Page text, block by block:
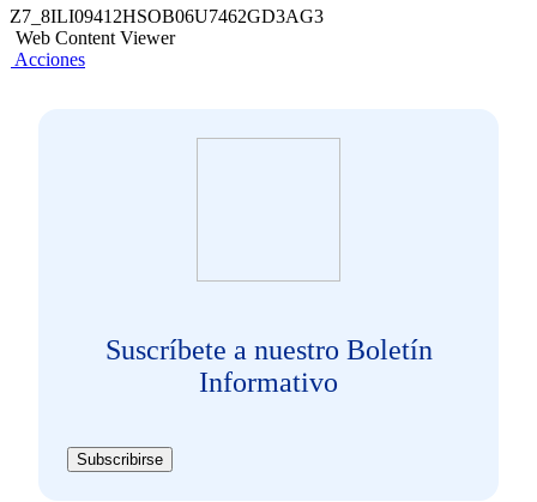
Z7_8ILI09412HSOB06U7462GD3AG3
Web Content Viewer
Acciones
Suscríbete a nuestro Boletín
Informativo
Subscribirse